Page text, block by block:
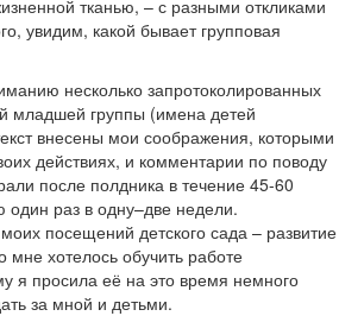
тканью, – с разными откликами
увидим, какой бывает групповая
несколько запротоколированных
младшей группы (имена детей
внесены мои соображения, которыми
действиях, и комментарии по поводу
после полдника в течение 45-60
один раз в одну–две недели.
посещений детского сада – развитие
мне хотелось обучить работе
я просила её на это время немного
за мной и детьми.